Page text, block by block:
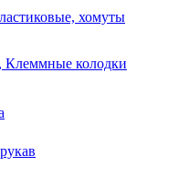
хомуты
колодки